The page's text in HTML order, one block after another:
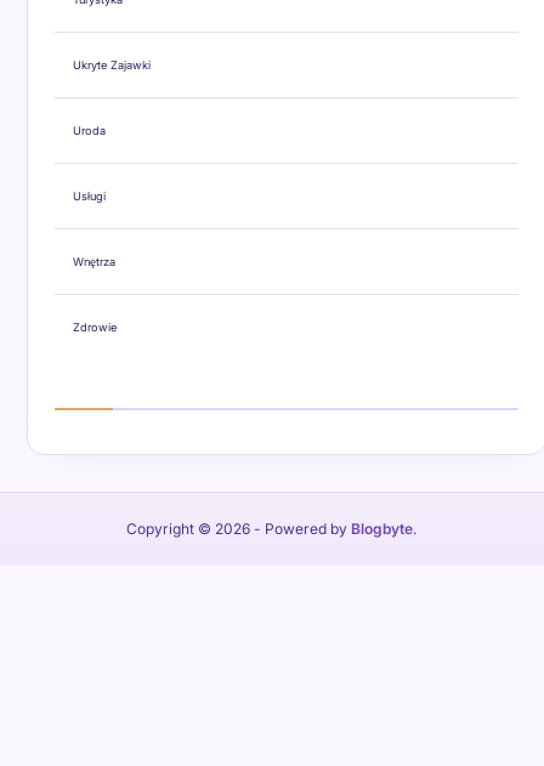
Ukryte Zajawki
Uroda
Usługi
Wnętrza
Zdrowie
Copyright © 2026 - Powered by Blogbyte.